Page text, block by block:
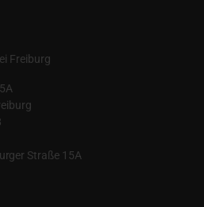
Freiburg
Straße 15A